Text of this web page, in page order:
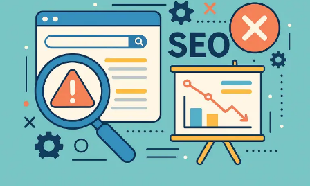
pozycje
Google
musisz
wiedzieć